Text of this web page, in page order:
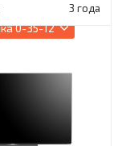
3 года
0-35-12